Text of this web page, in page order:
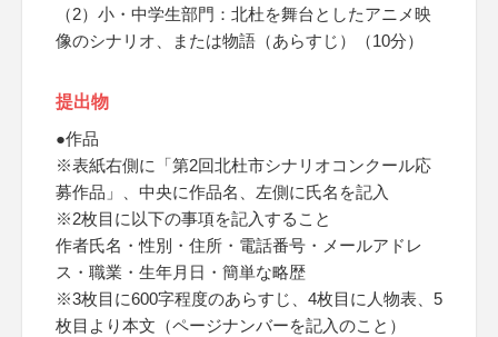
（2）小・中学生部門：北杜を舞台としたアニメ映
像のシナリオ、または物語（あらすじ）（10分）
提出物
●作品
※表紙右側に「第2回北杜市シナリオコンクール応
募作品」、中央に作品名、左側に氏名を記入
※2枚目に以下の事項を記入すること
作者氏名・性別・住所・電話番号・メールアドレ
ス・職業・生年月日・簡単な略歴
※3枚目に600字程度のあらすじ、4枚目に人物表、5
枚目より本文（ページナンバーを記入のこと）